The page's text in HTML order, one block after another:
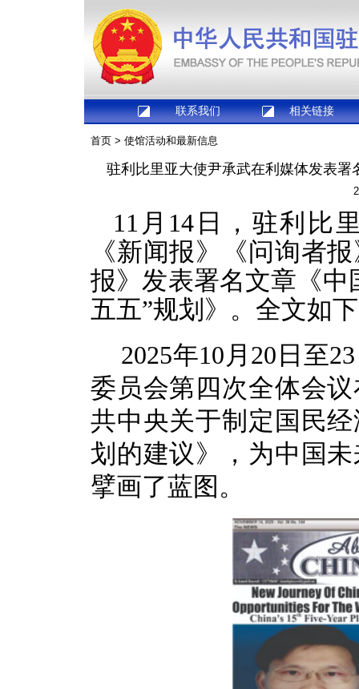
联系我们 相关链接
首页 > 使馆活动和最新信息
驻利比里亚大使尹承武在利媒体发表署
11月14日，驻利比
《新闻报》《问询者
报》发表署名文章《中
五五”规划》。全文如
2025年10月20日至
委员会第四次全体会
共中央关于制定国民
划的建议》，为中国
擘画了蓝图。